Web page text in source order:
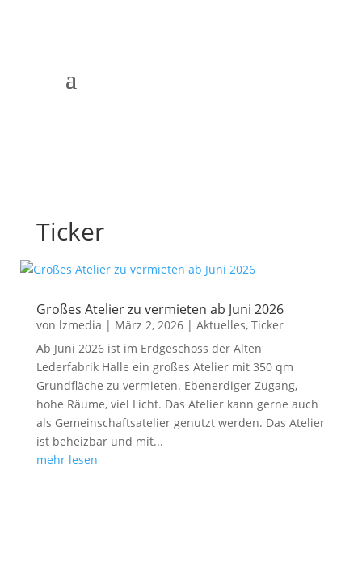
Ticker
Großes Atelier zu vermieten ab Juni 2026
von lzmedia | März 2, 2026| Aktuelles, Ticker
Ab Juni 2026 ist im Erdgeschoss der Alten
Lederfabrik Halle ein großes Atelier mit 350 qm
Grundfläche zu vermieten. Ebenerdiger Zugang,
hohe Räume, viel Licht. Das Atelier kann gerne auch
als Gemeinschaftsatelier genutzt werden. Das Atelier
ist beheizbar und mit...
mehr lesen